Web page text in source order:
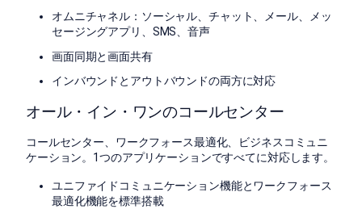
オムニチャネル：ソーシャル、チャット、メール、メッ
セージングアプリ、SMS、音声
画面同期と画面共有
インバウンドとアウトバウンドの両方に対応
オール・イン・ワンのコールセンター
コールセンター、ワークフォース最適化、ビジネスコミュニ
ケーション。1つのアプリケーションですべてに対応します。
ユニファイドコミュニケーション機能とワークフォース
最適化機能を標準搭載